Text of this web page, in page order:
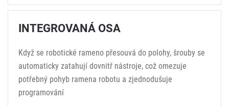
INTEGROVANÁ OSA
Když se robotické rameno přesouvá do polohy, šrouby se
automaticky zatahují dovnitř nástroje, což omezuje
potřebný pohyb ramena robotu a zjednodušuje
programování